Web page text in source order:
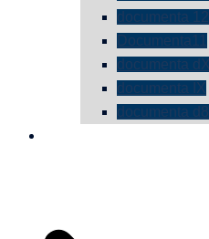
documenta 12
Documenta11
documenta dX
documenta IX
documenta d8